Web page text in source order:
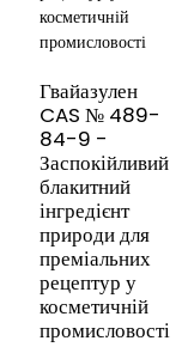
Гвайазулен
CAS № 489-
84-9 -
Заспокійливий
блакитний
інгредієнт
природи для
преміальних
рецептур у
косметичній
промисловості